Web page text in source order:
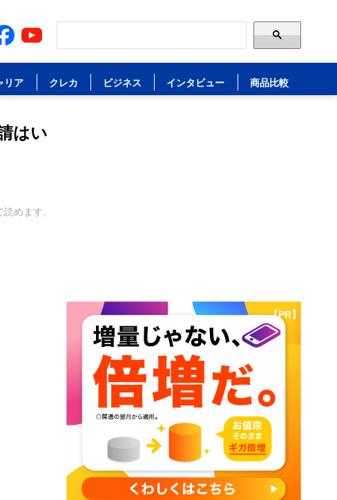
リア クレカ ビジネス インタビュー 商品比較
はい
読めます。
【PR】